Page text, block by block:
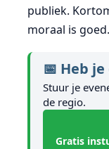
publiek.
moraal is
📅 Heb
Stuur je
de regio.
Gratis